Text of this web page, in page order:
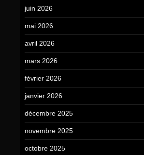
juin 2026
mai 2026
avril 2026
mars 2026
février 2026
janvier 2026
décembre 2025
novembre 2025
octobre 2025